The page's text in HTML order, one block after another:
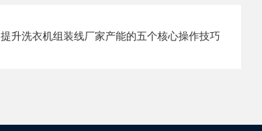
提升洗衣机组装线厂家产能的五个核心操作技巧